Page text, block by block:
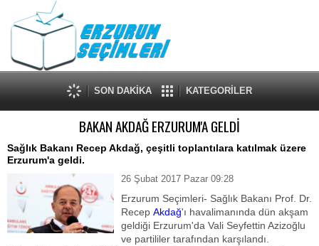
SON DAKİKA KATEGORİLER
BAKAN AKDAĞ ERZURUM'A GELDİ
Sağlık Bakanı Recep Akdağ, çeşitli toplantılara katılmak üzere
Erzurum'a geldi.
26 Şubat 2017 Pazar 09:28
Erzurum Seçimleri- Sağlık Bakanı Prof. Dr.
Recep Akdağ'ı havalimanında dün akşam
geldiği Erzurum'da Vali Seyfettin Azizoğlu
ve partililer tarafından karşılandı.